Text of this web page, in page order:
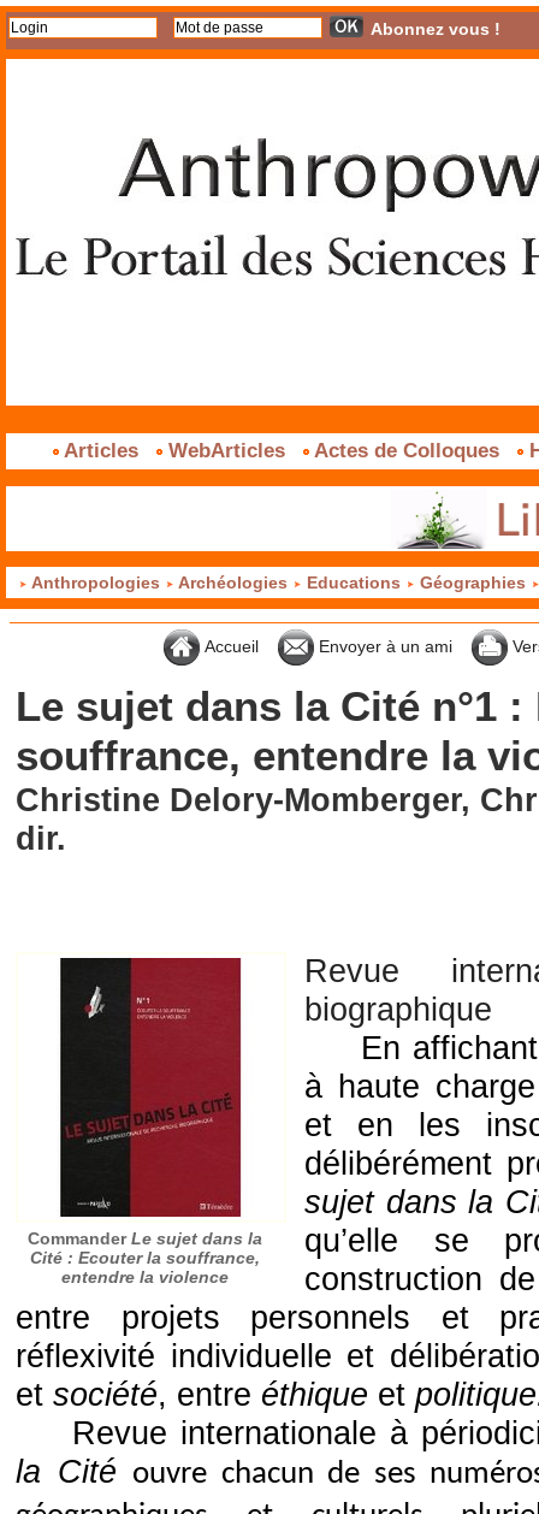
Abonnez vous !
Articles WebArticles Actes de Colloques
Anthropologies Archéologies Educations Géographies
Accueil Envoyer à un ami
Le sujet dans la Cité n°1
souffrance, entendre la
Christine Delory-Momberger,
dir.
CommanderLe sujet dans la
Cité : Ecouter la souffrance,
entendre la violence
Revue
biographique
En
à haute
et en les
délibérément
sujet dans la
qu’elle se
construction
entre projets personnels et
réflexivité individuelle et
etsociété, entre éthique et
Revue internationale à
la Cité ouvre chacun de ses